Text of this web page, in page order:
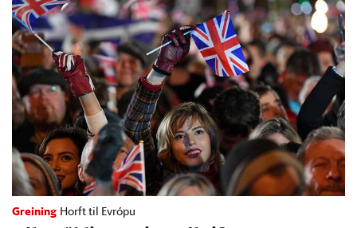
Greining Horft til Evrópu